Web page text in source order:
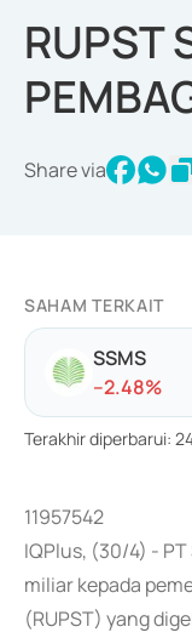
RUPST
Share via
SAHAM TERKAIT
SSMS
--2.48%
Terakhir diperbarui:
11957542
IQPlus, (30/4) -
miliar kepada
(RUPST) yang